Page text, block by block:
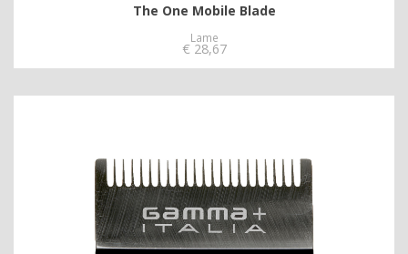
The One Mobile Blade
Lame
€ 28,67